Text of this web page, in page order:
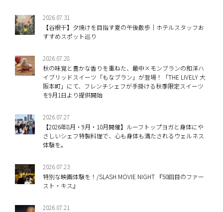
2026.07.31
【谷根千】夕焼けを目指す夏の午後散歩｜ホテルスタッフお
すすめスポット巡り
2026.07.28
秋の味覚と豊かな香りを重ねた、最中×モンブランの和洋ハ
イブリッドスイーツ「もなブラン」が登場！「THE LIVELY 大
阪本町」にて、フレンチシェフが手掛ける秋季限定スイーツ
を9月1日より提供開始
2026.07.27
【2026年8月・9月・10月開催】ルーフトップヨガと身体にや
さしいシェフ特製料理で、心も身体も満たされるウェルネス
体験を。
2026.07.23
特別な映画体験を！/SLASH MOVIE NIGHT 『50回目のファー
スト・キス』
2026.07.21